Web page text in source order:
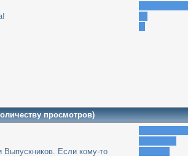
просмотров)
Выпускников. Если кому-то